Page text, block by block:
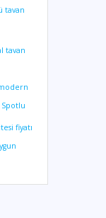
tavan
tavan
Spotlu
fiyatı